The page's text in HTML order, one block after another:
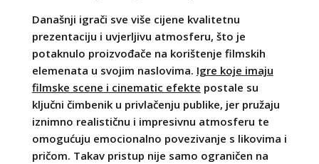
Današnji igrači sve više cijene kvalitetnu
prezentaciju i uvjerljivu atmosferu, što je
potaknulo proizvođače na korištenje filmskih
elemenata u svojim naslovima. Igre koje imaju
filmske scene i cinematic efekte postale su
ključni čimbenik u privlačenju publike, jer pružaju
iznimno realističnu i impresivnu atmosferu te
omogućuju emocionalno povezivanje s likovima i
pričom. Takav pristup nije samo ograničen na